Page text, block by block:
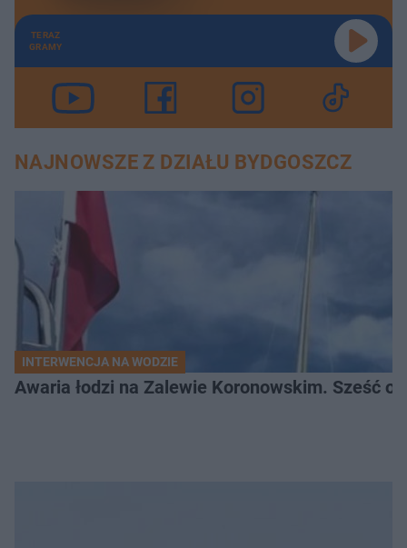
TERAZ
GRAMY
NAJNOWSZE Z DZIAŁU BYDGOSZCZ
INTERWENCJA NA WODZIE
Awaria łodzi na Zalewie Koronowskim. Sześć